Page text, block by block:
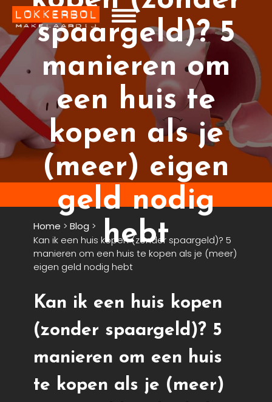
spaargeld)? 5
manieren om
een huis te
kopen als je
(meer) eigen
geld nodig
hebt
Home > Blog >
Kan ik een huis kopen (zonder spaargeld)? 5
manieren om een huis te kopen als je (meer)
eigen geld nodig hebt
Kan ik een huis kopen
(zonder spaargeld)? 5
manieren om een huis
te kopen als je (meer)